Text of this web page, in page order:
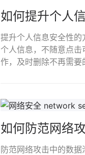
如何提升个人
提升个人信息安全性
个人信息，不随意点
作，及时删除不再需要
如何防范网络
防范网络攻击中的数